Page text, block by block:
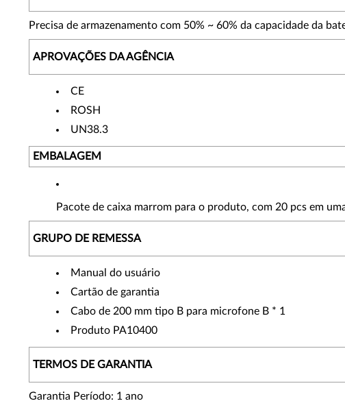
Precisa de armazenamento com 50% ~ 60% da capacidade da
APROVAÇÕES DA AGÊNCIA
CE
ROSH
UN38.3
EMBALAGEM
Pacote de caixa marrom para o produto, com 20 pcs em
GRUPO DE REMESSA
Manual do usuário
Cartão de garantia
Cabo de 200 mm tipo B para microfone B * 1
Produto PA10400
TERMOS DE GARANTIA
Garantia Período: 1 ano